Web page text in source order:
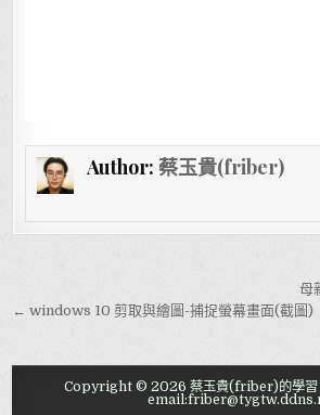
Author: 蔡玉貴(friber)
母
← windows 10 剪取與繪圖-捕捉螢幕畫面(截圖)
Copyright © 2026 蔡玉貴(friber)的學習